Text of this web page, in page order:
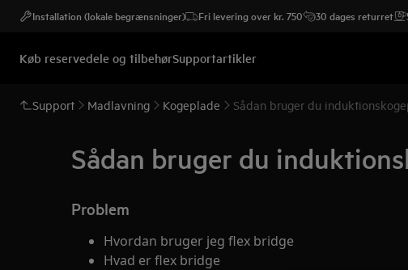
Installation (lokale begrænsninger) Fri levering over kr. 750 30 dages returret
Køb reservedele og tilbehørSupportartikler
Support Madlavning Kogeplade Sådan bruger du
Sådan bruger du
Problem
Hvordan bruger jeg flex bridge
Hvad er flex bridge